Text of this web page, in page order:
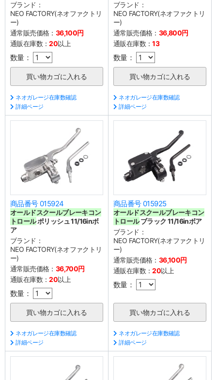
ブランド：
NEO FACTORY(ネオファクトリ
ー)
通常販売価格： 36,100円
通販在庫数：20以上
数量：
ネオガレージ在庫数確認
詳細ページ
ブランド：
NEO FACTORY(ネオファクトリ
ー)
通常販売価格： 36,800円
通販在庫数：13
数量：
ネオガレージ在庫数確認
詳細ページ
商品番号 015924
オールドスクールブレーキコン
トロールポリッシュ 11/16inボ
ア
ブランド：
NEO FACTORY(ネオファクトリ
ー)
通常販売価格： 36,700円
通販在庫数：20以上
数量：
ネオガレージ在庫数確認
詳細ページ
商品番号 015925
オールドスクールブレーキコン
トロールブラック 11/16inボア
ブランド：
NEO FACTORY(ネオファクトリ
ー)
通常販売価格： 36,100円
通販在庫数：20以上
数量：
ネオガレージ在庫数確認
詳細ページ